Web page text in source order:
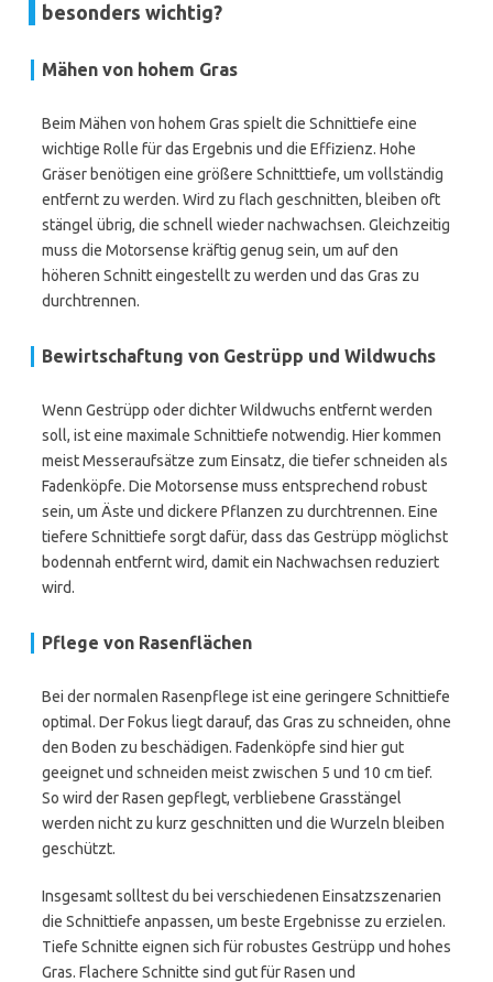
besonders wichtig?
Mähen von hohem Gras
Beim Mähen von hohem Gras spielt die Schnittiefe eine
wichtige Rolle für das Ergebnis und die Effizienz. Hohe
Gräser benötigen eine größere Schnitttiefe, um vollständig
entfernt zu werden. Wird zu flach geschnitten, bleiben oft
stängel übrig, die schnell wieder nachwachsen. Gleichzeitig
muss die Motorsense kräftig genug sein, um auf den
höheren Schnitt eingestellt zu werden und das Gras zu
durchtrennen.
Bewirtschaftung von Gestrüpp und Wildwuchs
Wenn Gestrüpp oder dichter Wildwuchs entfernt werden
soll, ist eine maximale Schnittiefe notwendig. Hier kommen
meist Messeraufsätze zum Einsatz, die tiefer schneiden als
Fadenköpfe. Die Motorsense muss entsprechend robust
sein, um Äste und dickere Pflanzen zu durchtrennen. Eine
tiefere Schnittiefe sorgt dafür, dass das Gestrüpp möglichst
bodennah entfernt wird, damit ein Nachwachsen reduziert
wird.
Pflege von Rasenflächen
Bei der normalen Rasenpflege ist eine geringere Schnittiefe
optimal. Der Fokus liegt darauf, das Gras zu schneiden, ohne
den Boden zu beschädigen. Fadenköpfe sind hier gut
geeignet und schneiden meist zwischen 5 und 10 cm tief.
So wird der Rasen gepflegt, verbliebene Grasstängel
werden nicht zu kurz geschnitten und die Wurzeln bleiben
geschützt.
Insgesamt solltest du bei verschiedenen Einsatzszenarien
die Schnittiefe anpassen, um beste Ergebnisse zu erzielen.
Tiefe Schnitte eignen sich für robustes Gestrüpp und hohes
Gras. Flachere Schnitte sind gut für Rasen und